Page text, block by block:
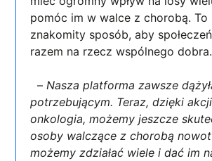
pomóc im w walce z chorobą. To
znakomity sposób, aby
razem na rzecz wspólnego dobra.
– Nasza platforma zawsze
potrzebującym. Teraz, dzięki
onkologia, możemy jeszcze
osoby walczące z chorobą
możemy zdziałać wiele i dać im